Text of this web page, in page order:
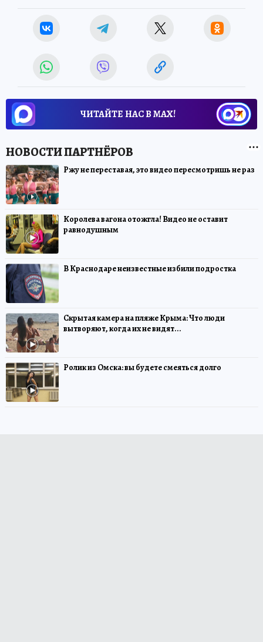
ЧИТАЙТЕ НАС В МАХ!
Ржу не переставая, это видео пересмотришь не раз
Королева вагона отожгла! Видео не оставит
равнодушным
В Краснодаре неизвестные избили подростка
Скрытая камера на пляже Крыма: Что люди
вытворяют, когда их не видят...
Ролик из Омска: вы будете смеяться долго